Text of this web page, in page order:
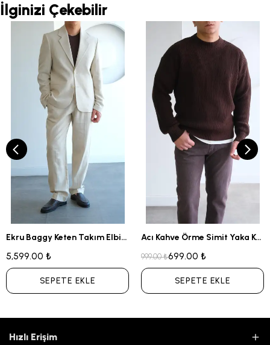
İlginizi Çekebilir
Ekru Baggy Keten Takım Elbise
5,599.00 ₺
SEPETE EKLE
Acı Kahve Örme Simit Yaka Kazak
999.00 ₺699.00 ₺
SEPETE EKLE
Hızlı Erişim